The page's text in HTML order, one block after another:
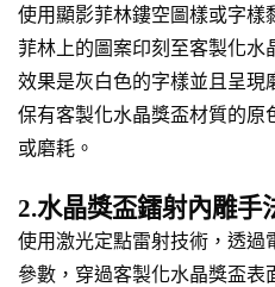
使用顯影菲林鏤空圖樣或字
菲林上的圖案印刻至客製化
效果是灰白色的字樣並且呈現
保有客製化水晶獎盃材質的
或磨耗。
2.水晶獎盃鐳射內雕手
使用激光定點雷射技術，透過
參數，穿過客製化水晶獎盃表